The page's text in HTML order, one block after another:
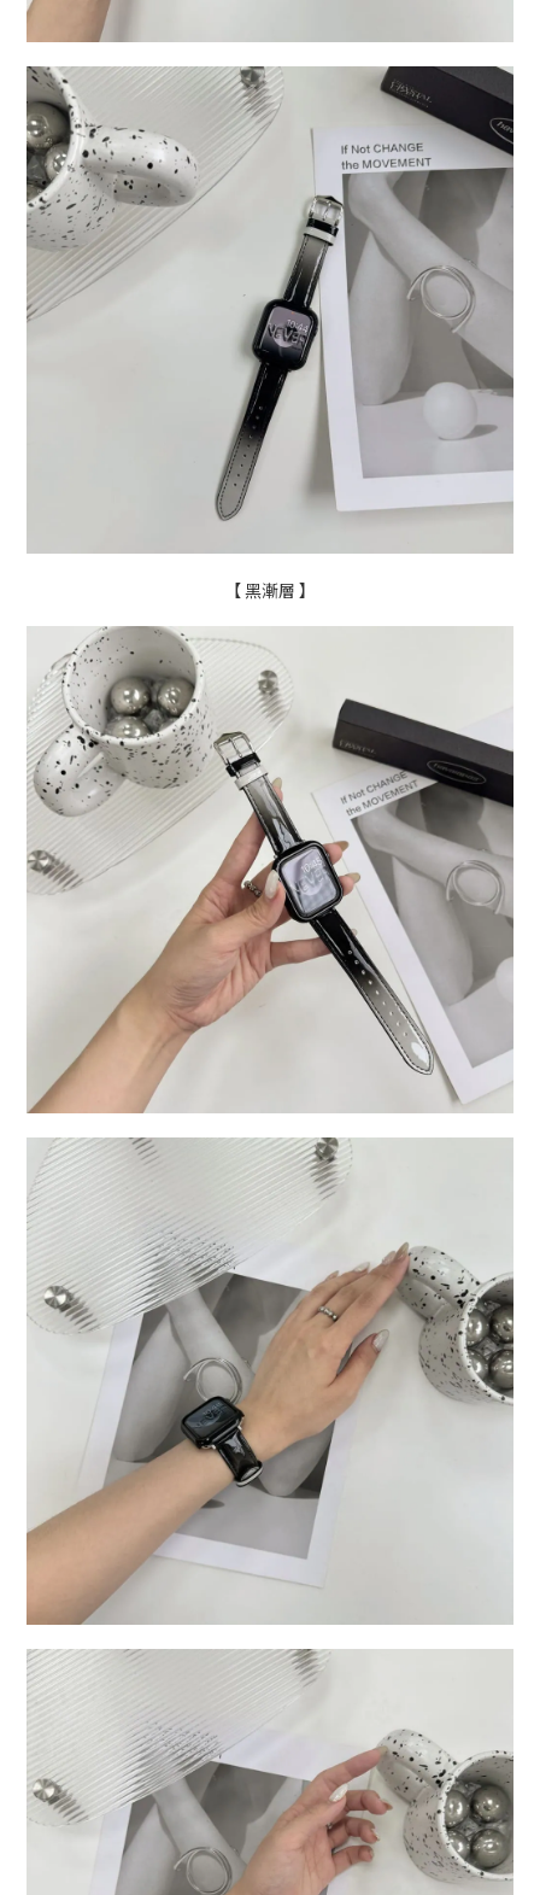
【 黑漸層 】